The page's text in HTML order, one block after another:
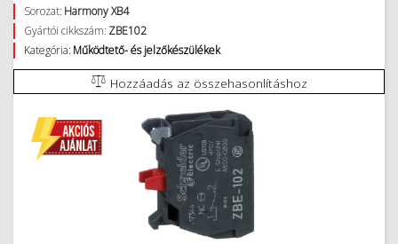
Sorozat: Harmony XB4
Gyártói cikkszám: ZBE102
Kategória: Működtető- és jelzőkészülékek
Hozzáadás az összehasonlításhoz